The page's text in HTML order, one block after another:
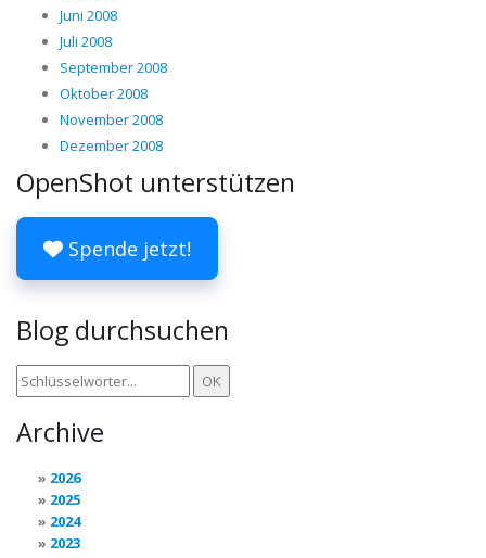
Juni 2008
Juli 2008
September 2008
Oktober 2008
November 2008
Dezember 2008
OpenShot unterstützen
Spende jetzt!
Blog durchsuchen
Archive
2026
2025
2024
2023